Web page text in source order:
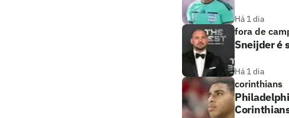
Há 1 dia
fora de
Sneijder é
Há 1 dia
corinthians